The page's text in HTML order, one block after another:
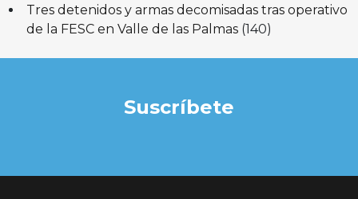
Tres detenidos y armas decomisadas tras operativo
de la FESC en Valle de las Palmas (140)
Suscríbete